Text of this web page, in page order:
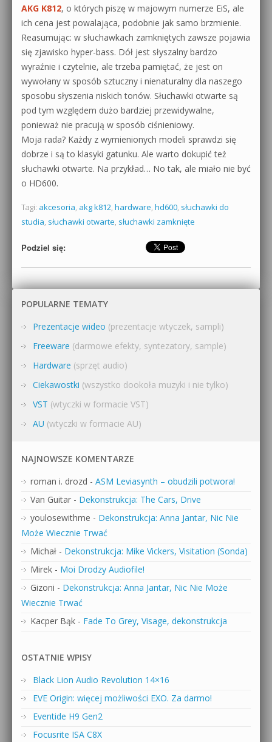
AKG K812, o których piszę w majowym numerze EiS, ale
ich cena jest powalająca, podobnie jak samo brzmienie.
Reasumując: w słuchawkach zamkniętych zawsze pojawia
się zjawisko hyper-bass. Dół jest słyszalny bardzo
wyraźnie i czytelnie, ale trzeba pamiętać, że jest on
wywołany w sposób sztuczny i nienaturalny dla naszego
sposobu słyszenia niskich tonów. Słuchawki otwarte są
pod tym względem dużo bardziej przewidywalne,
ponieważ nie pracują w sposób ciśnieniowy.
Moja rada? Każdy z wymienionych modeli sprawdzi się
dobrze i są to klasyki gatunku. Ale warto dokupić też
słuchawki otwarte. Na przykład… No tak, ale miało nie być
o HD600.
Tagi: akcesoria, akg k812, hardware, hd600, słuchawki do
studia, słuchawki otwarte, słuchawki zamknięte
Podziel się:
POPULARNE TEMATY
Prezentacje wideo (prezentacje wtyczek, sampli)
Freeware (darmowe efekty, syntezatory, sample)
Hardware (sprzęt audio)
Ciekawostki (wszystko dookoła muzyki i nie tylko)
VST (wtyczki w formacie VST)
AU (wtyczki w formacie AU)
NAJNOWSZE KOMENTARZE
roman i. drozd - ASM Leviasynth – obudzili potwora!
Van Guitar - Dekonstrukcja: The Cars, Drive
youlosewithme - Dekonstrukcja: Anna Jantar, Nic Nie
Może Wiecznie Trwać
Michał - Dekonstrukcja: Mike Vickers, Visitation (Sonda)
Mirek - Moi Drodzy Audiofile!
Gizoni - Dekonstrukcja: Anna Jantar, Nic Nie Może
Wiecznie Trwać
Kacper Bąk - Fade To Grey, Visage, dekonstrukcja
OSTATNIE WPISY
Black Lion Audio Revolution 14×16
EVE Origin: więcej możliwości EXO. Za darmo!
Eventide H9 Gen2
Focusrite ISA C8X